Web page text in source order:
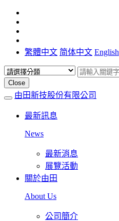
繁體中文 简体中文 English
Close
由田新技股份有限公司
最新訊息
News
最新消息
展覽活動
關於由田
About Us
公司簡介